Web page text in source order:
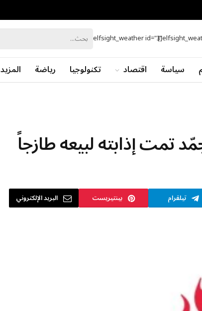
[elfsight_weather id="3"]
سياسة اقتصاد تكنولوجيا رياضة المزيد
تيلقرام بينتيريست البريد الإلكتروني